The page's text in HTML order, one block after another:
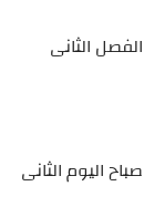
الفصل الثانى
صباح اليوم الثانى